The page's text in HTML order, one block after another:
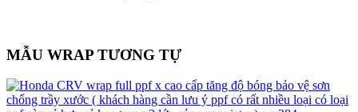
MẪU WRAP TƯƠNG TỰ